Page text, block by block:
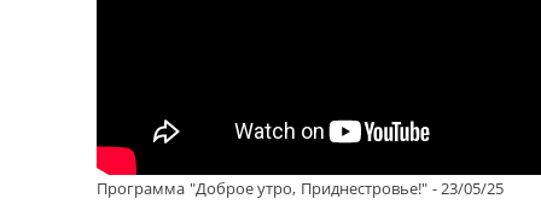
Программа "Доброе утро, Приднестровье!" - 23/05/25